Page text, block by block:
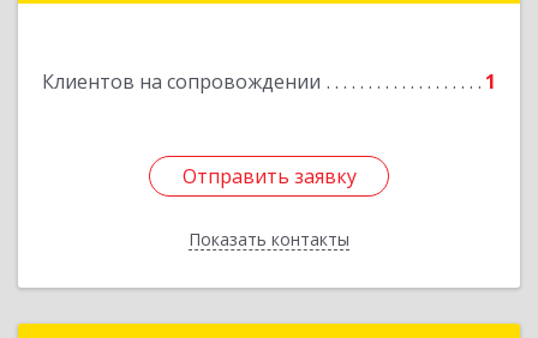
Клиентов на сопровождении 1
Отправить заявку
Показать контакты
Отправить заявку
Назад